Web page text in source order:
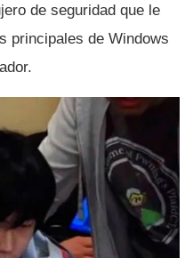
de seguridad que le
principales de Windows